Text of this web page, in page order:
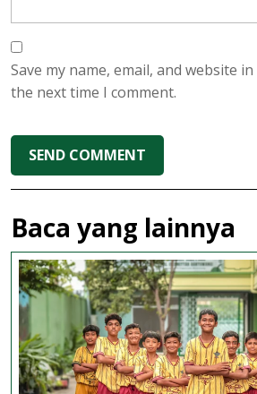
Save my name, email, and website
the next time I comment.
Baca yang lainnya